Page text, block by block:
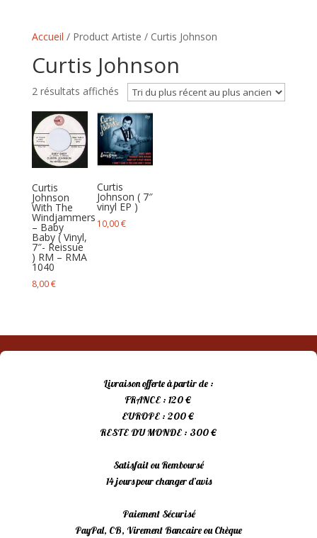
Accueil / Product Artiste / Curtis Johnson
Curtis Johnson
2 résultats affichésTrié
plus
récent
au
ancien
Curtis
Johnson
With The
Windjammers
– Baby
Baby ( Vinyl,
7″- Reissue
) RM – RMA
1040
8,00€
Curtis
Johnson ( 7″
vinyl EP )
10,00€
Livraison offerte à partir de :
FRANCE : 120 €
EUROPE : 200 €
RESTE DU MONDE : 300 €
Satisfait ou Remboursé
14 jours pour changer d’avis
Paiement Sécurisé
PayPal, CB, Virement Bancaire ou Chèque